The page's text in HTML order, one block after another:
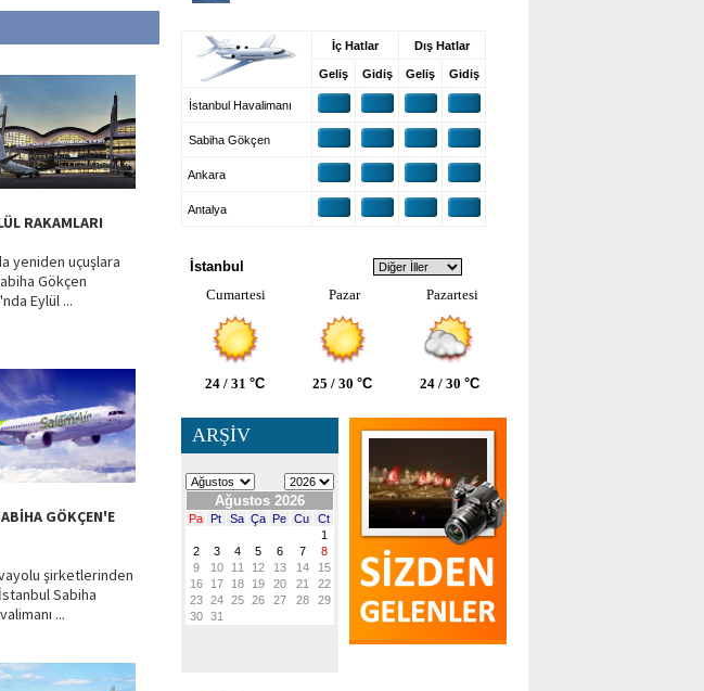
RAKAMLARI
yeniden uçuşlara
Gökçen
Eylül ...
GÖKÇEN'E
şirketlerinden
Sabiha
...
İç Hatlar Dış Hatlar
Geliş Gidiş Geliş Gidiş
İstanbul Havalimanı
Sabiha Gökçen
Ankara
Antalya
İstanbul
Cumartesi
Pazar Pazartesi
24 / 31 °C 25 / 30 °C 24 / 30 °C
ARŞİV